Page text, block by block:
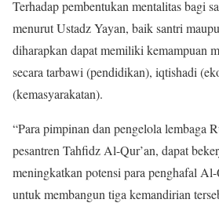
Terhadap pembentukan mentalitas bagi
menurut Ustadz Yayan, baik santri
diharapkan dapat memiliki kemampuan
secara tarbawi (pendidikan), iqtishadi
(kemasyarakatan).
“Para pimpinan dan pengelola lembaga
pesantren Tahfidz Al-Qur’an, dapat
meningkatkan potensi para penghafal
untuk membangun tiga kemandirian